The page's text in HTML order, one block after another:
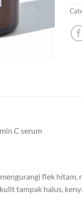
the
for
this
C serum
flek
tampak halus,